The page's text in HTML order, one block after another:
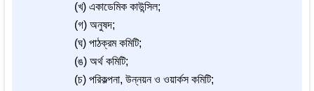
(খ) একাডেমিক কাউন্সিল;
(গ) অনুষদ;
(ঘ) পাঠক্রম কমিটি;
(ঙ) অর্থ কমিটি;
(চ) পরিকল্পনা, উন্নয়ন ও ওয়ার্কস কমিটি;